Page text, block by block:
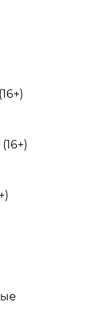
(16+)